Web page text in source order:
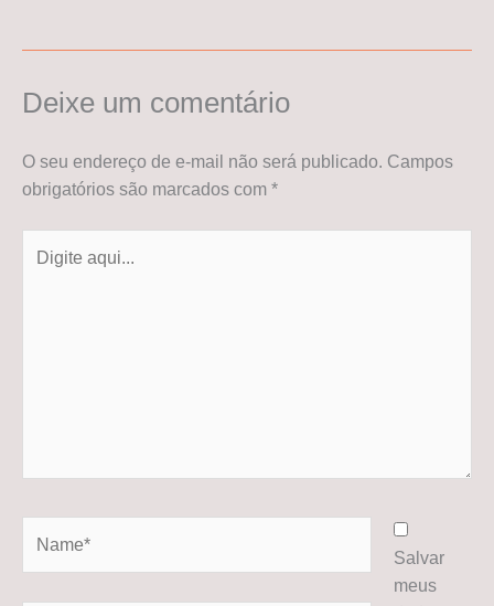
Deixe um comentário
O seu endereço de e-mail não será publicado. Campos
obrigatórios são marcados com *
aqui...
Salvar
meus